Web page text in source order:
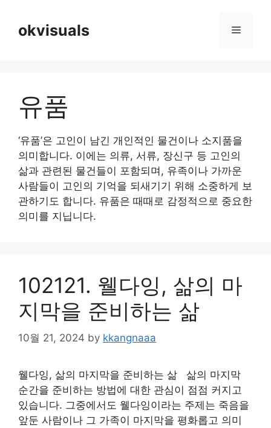
contentokvisuals Menu
유품
‘유품’은 고인이 남긴 개인적인 물건이나 소지품을
의미합니다. 이에는 의류, 서류, 장신구 등 고인의
삶과 관련된 물건들이 포함되며, 유족이나 가까운
사람들이 고인의 기억을 되새기기 위해 소중하게 보
관하기도 합니다. 유품은 때때로 감정적으로 중요한
의미를 지닙니다.
102121. 웰다잉, 삶의 마
지막을 준비하는 삶
10월 21, 2024 by kkangnaaa
웰다잉, 삶의 마지막을 준비하는 삶 삶의 마지막
순간을 준비하는 방법에 대한 관심이 점점 커지고
있습니다. 그중에서도 웰다잉이라는 주제는 죽음을
앞둔 사람이나 그 가족이 마지막을 평화롭고 의미